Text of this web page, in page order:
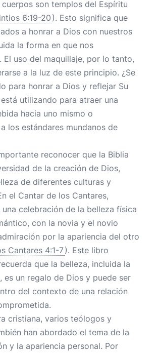
son templos del Espíritu
6:19-20 ). Esto significa que
a honrar a Dios con nuestros
la forma en que nos
El uso del maquillaje, por lo tanto,
a la luz de este principio. ¿Se
para honrar a Dios y reflejar Su
utilizando para atraer una
hacia uno mismo o
los estándares mundanos de
reconocer que la Biblia
de la creación de Dios,
de diferentes culturas y
el Cantar de los Cantares,
celebración de la belleza física
con la novia y el novio
por la apariencia del otro
Cantares 4:1-7). Este libro
que la belleza, incluida la
es un regalo de Dios y puede ser
del contexto de una relación
cristiana, varios teólogos y
han abordado el tema de la
y la apariencia personal. Por